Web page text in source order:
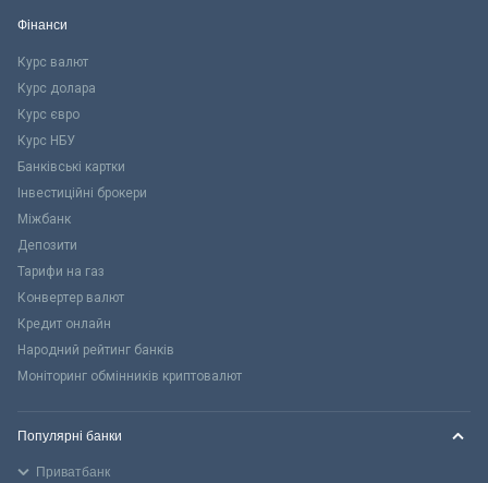
Фінанси
Курс валют
Курс долара
Курс євро
Курс НБУ
Банківські картки
Інвестиційні брокери
Міжбанк
Депозити
Тарифи на газ
Конвертер валют
Кредит онлайн
Народний рейтинг банків
Моніторинг обмінників криптовалют
Популярні банки
Приватбанк